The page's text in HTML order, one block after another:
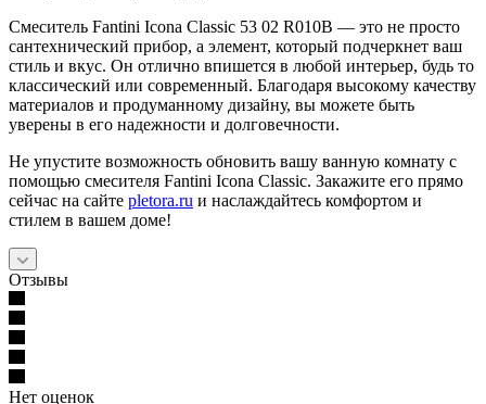
Смеситель Fantini Icona Classic 53 02 R010B — это не просто
сантехнический прибор, а элемент, который подчеркнет ваш
стиль и вкус. Он отлично впишется в любой интерьер, будь то
классический или современный. Благодаря высокому качеству
материалов и продуманному дизайну, вы можете быть
уверены в его надежности и долговечности.
Не упустите возможность обновить вашу ванную комнату с
помощью смесителя Fantini Icona Classic. Закажите его прямо
сейчас на сайте pletora.ru и наслаждайтесь комфортом и
стилем в вашем доме!
Отзывы
Нет оценок